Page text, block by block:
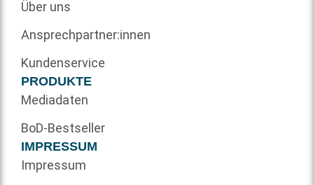
Über uns
Ansprechpartner:innen
Kundenservice
PRODUKTE
Mediadaten
BoD-Bestseller
IMPRESSUM
Impressum